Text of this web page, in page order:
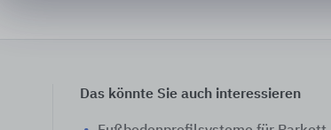
Das könnte Sie auch interessieren